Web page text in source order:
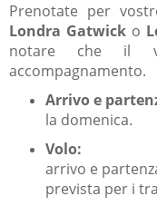
Prenotate per
Londra Gatwick o
notare che il
accompagnamento.
Arrivo e
la domenica.
Volo:
arrivo e
prevista per i